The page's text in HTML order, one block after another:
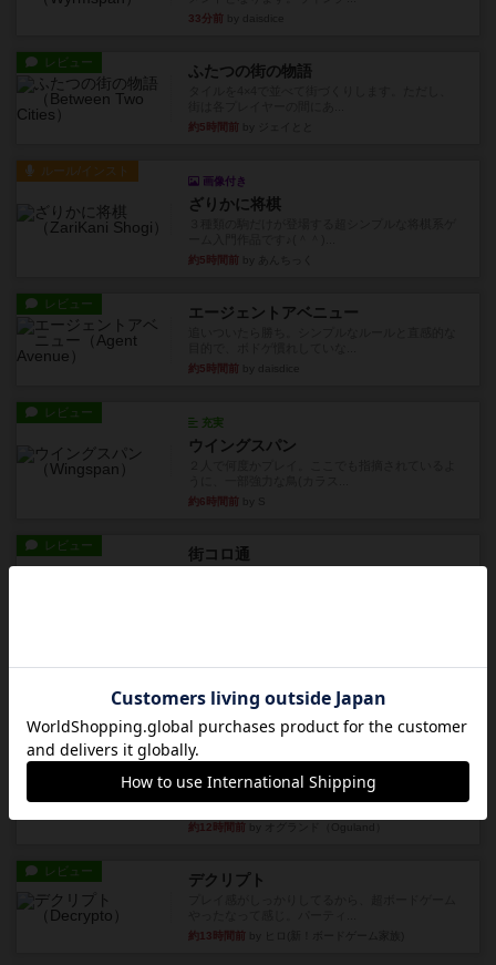
33分前
レビュー ふたつの街の物語
約5時間前
ルール/インスト
画像付き
ざりかに将棋
約5時間前
レビュー エージェントアベニュー
約5時間前
レビュー
充実
ウイングスパン
約6時間前
レビュー 街コロ通
ドのどちらもある」 状態に...
約12時間前 by オグランド（Oguland）
レビュー
ボードゲームを1,000個以上持っているユーザー視
点で良かった点と悪か...
約12時間前
レビュー デクリプト
約13時間前